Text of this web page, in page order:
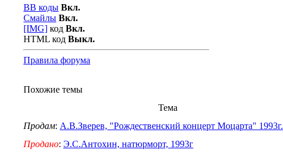
BB коды Вкл.
Смайлы Вкл.
[IMG] код Вкл.
HTML код Выкл.
Правила форума
Похожие темы
Тема
Продам: А.В.Зверев, "Рождественский концерт Моцарта" 1993г.
Продано: Э.С.Антохин, натюрморт, 1993г